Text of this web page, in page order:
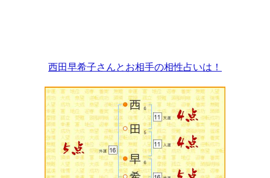
西田早希子さんとお相手の相性占いは！